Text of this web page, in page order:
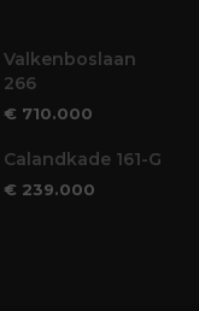
Valkenboslaan
266
€ 710.000
Calandkade 161-G
€ 239.000